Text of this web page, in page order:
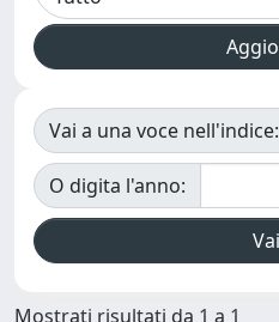
Vai a una voce nell'indice:
O digita l'anno:
Mostrati risultati da 1 a 1